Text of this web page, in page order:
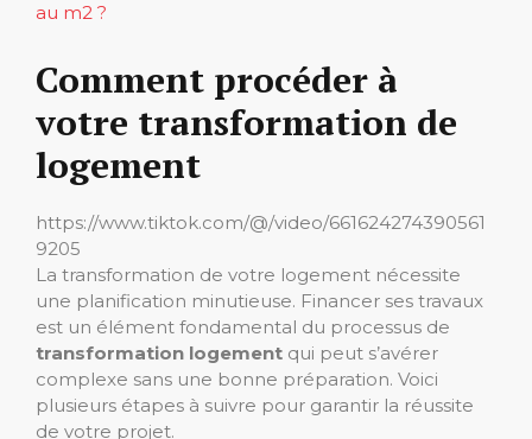
au m2 ?
Comment procéder à
votre transformation de
logement
https://www.tiktok.com/@/video/661624274390561
9205
La transformation de votre logement nécessite
une planification minutieuse. Financer ses travaux
est un élément fondamental du processus de
transformation logement qui peut s’avérer
complexe sans une bonne préparation. Voici
plusieurs étapes à suivre pour garantir la réussite
de votre projet.